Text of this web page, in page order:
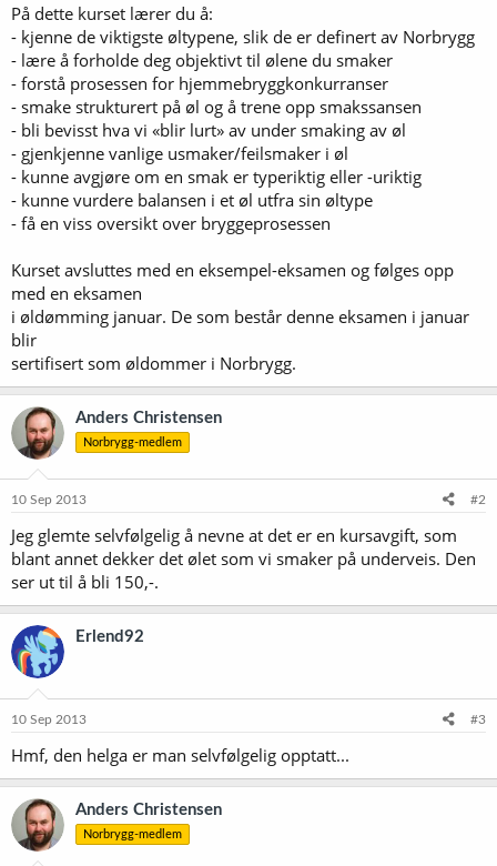
På dette kurset lærer du å:
- kjenne de viktigste øltypene, slik de er definert av Norbrygg
- lære å forholde deg objektivt til ølene du smaker
- forstå prosessen for hjemmebryggkonkurranser
- smake strukturert på øl og å trene opp smakssansen
- bli bevisst hva vi «blir lurt» av under smaking av øl
- gjenkjenne vanlige usmaker/feilsmaker i øl
- kunne avgjøre om en smak er typeriktig eller -uriktig
- kunne vurdere balansen i et øl utfra sin øltype
- få en viss oversikt over bryggeprosessen
Kurset avsluttes med en eksempel-eksamen og følges opp
med en eksamen
i øldømming januar. De som består denne eksamen i januar
blir
sertifisert som øldommer i Norbrygg.
Anders Christensen
Norbrygg-medlem
10 Sep 2013 #2
Jeg glemte selvfølgelig å nevne at det er en kursavgift, som
blant annet dekker det ølet som vi smaker på underveis. Den
ser ut til å bli 150,-.
Erlend92
10 Sep 2013 #3
Hmf, den helga er man selvfølgelig opptatt...
Anders Christensen
Norbrygg-medlem